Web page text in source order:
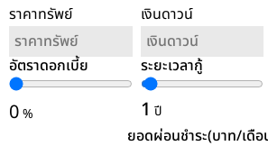
ราคาทรัพย์ เงินดาวน์
อัตราดอกเบี้ย
0%
ระยะเวลากู้
1 ปี
ยอดผ่อนชำระ(บาท/เดื